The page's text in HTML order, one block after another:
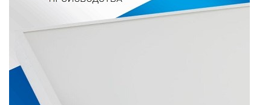
ПАЯЛЬНОЕ ОБОРУДОВАНИЕ